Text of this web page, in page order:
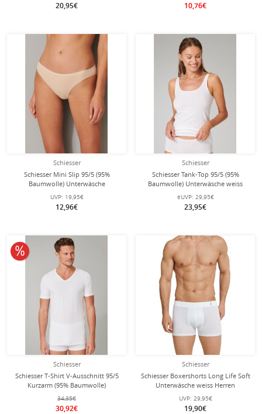
20,95€ 10,76€
Schiesser
Schiesser Mini Slip 95/5 (95%
Baumwolle) Unterwäsche
sandbraun Damen - 2er Pack
UVP: 19,95€
12,96€
Schiesser
Schiesser Tank-Top 95/5 (95%
Baumwolle) Unterwäsche weiss
Damen - 2er Pack
eUVP: 29,95€
23,95€
Schiesser
Schiesser T-Shirt V-Ausschnitt 95/5
Kurzarm (95% Baumwolle)
Unterwäsche weiss Herren - 2er
Pack
34,35€
30,92€
10% reduziert
Schiesser
Schiesser Boxershorts Long Life Soft
Unterwäsche weiss Herren
UVP: 29,95€
19,90€